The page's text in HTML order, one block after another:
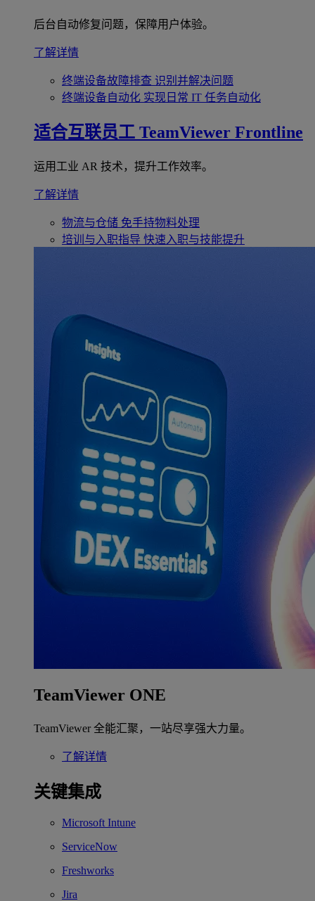
后台自动修复问题，保障用户体验。
了解详情
终端设备故障排查 识别并解决问题
终端设备自动化 实现日常 IT 任务自动化
适合互联员工 TeamViewer Frontline
运用工业 AR 技术，提升工作效率。
了解详情
物流与仓储 免手持物料处理
培训与入职指导 快速入职与技能提升
TeamViewer ONE
TeamViewer 全能汇聚，一站尽享强大力量。
了解详情
关键集成
Microsoft Intune
ServiceNow
Freshworks
Jira